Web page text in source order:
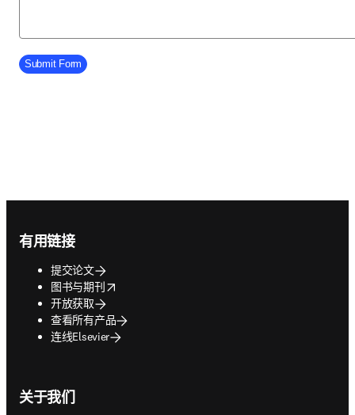
Company Division
Submit Form
有用链接
提交论文
图书与期刊
opens in new tab/window
开放获取
查看所有产品
连线Elsevier
关于我们